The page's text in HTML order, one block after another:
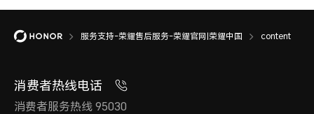
服务支持-荣耀售后服务-荣耀官网|荣耀中国 content
消费者热线电话
消费者服务热线 95030